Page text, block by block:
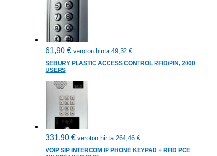
61,90 € veroton hinta 49,32 €
SEBURY PLASTIC ACCESS CONTROL RFID/PIN, 2000
USERS
331,90 € veroton hinta 264,46 €
VOIP SIP INTERCOM IP PHONE KEYPAD + RFID POE